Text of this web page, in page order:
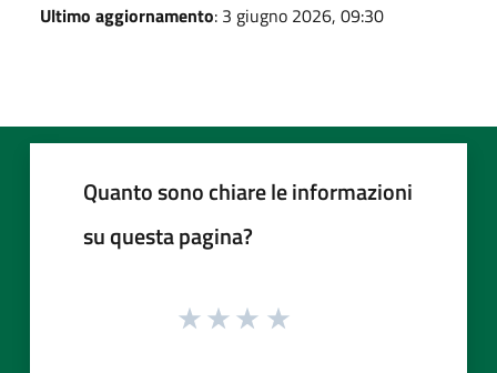
Ultimo aggiornamento: 3 giugno 2026, 09:30
Quanto sono chiare le informazioni
su questa pagina?